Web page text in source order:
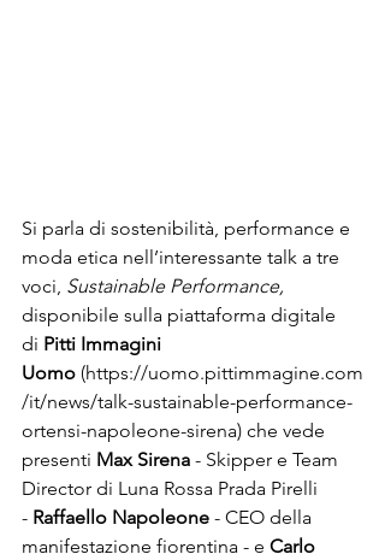
Si parla di sostenibilità, performance e
moda etica nell’interessante talk a tre
voci, Sustainable Performance,
disponibile sulla piattaforma digitale
di Pitti Immagini
Uomo (https://uomo.pittimmagine.com
/it/news/talk-sustainable-performance-
ortensi-napoleone-sirena) che vede
presenti Max Sirena - Skipper e Team
Director di Luna Rossa Prada Pirelli
- Raffaello Napoleone - CEO della
manifestazione fiorentina - e Carlo